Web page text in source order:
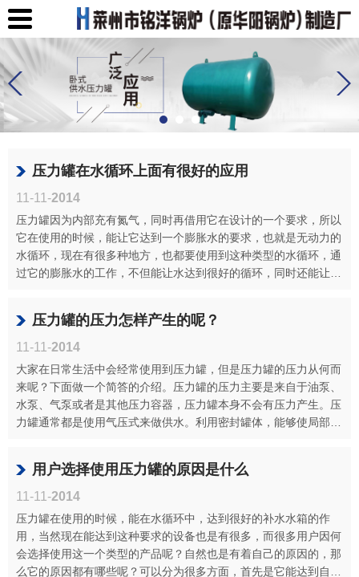
压力罐在水循环上面有很好的应用
11-11-2014
压力罐因为内部充有氮气，同时再借用它在设计的一个要求，所以
它在使用的时候，能让它达到一个膨胀水的要求，也就是无动力的
水循环，现在有很多种地方，也都要使用到这种类型的水循环，通
过它的膨胀水的工作，不但能让水达到很好的循环，同时还能让水
压力罐的压力怎样产生的呢？
11-11-2014
大家在日常生活中会经常使用到压力罐，但是压力罐的压力从何而
来呢？下面做一个简答的介绍。压力罐的压力主要是来自于油泵、
水泵、气泵或者是其他压力容器，压力罐本身不会有压力产生。压
力罐通常都是使用气压式来做供水。利用密封罐体，能够使局部增
用户选择使用压力罐的原因是什么
11-11-2014
压力罐在使用的时候，能在水循环中，达到很好的补水水箱的作
用，当然现在能达到这种要求的设备也是有很多，而很多用户因何
会选择使用这一个类型的产品呢？自然也是有着自己的原因的，那
么它的原因都有哪些呢？可以分为很多方面，首先是它能达到自动